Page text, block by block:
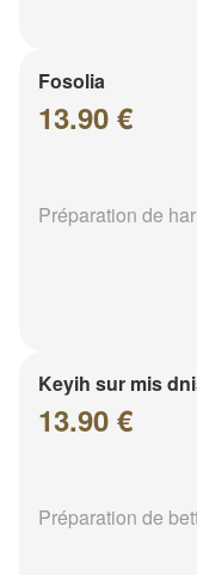
Fosolia
13.90 €
Préparation de
Keyih sur mis
13.90 €
Préparation de